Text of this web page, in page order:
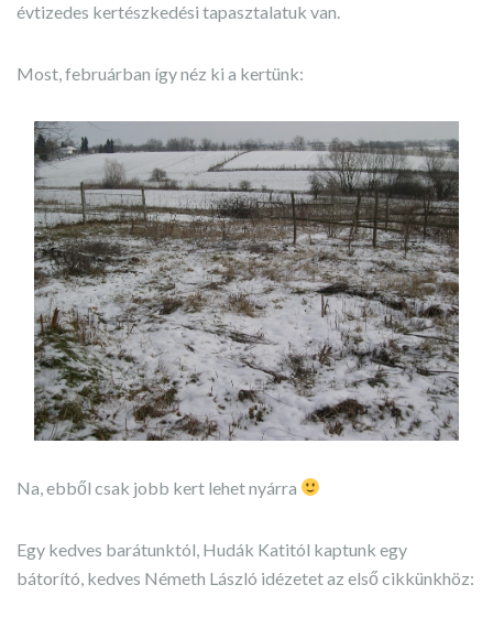
évtizedes kertészkedési tapasztalatuk van.
Most, februárban így néz ki a kertünk:
Na, ebből csak jobb kert lehet nyárra
Egy kedves barátunktól, Hudák Katitól kaptunk egy
bátorító, kedves Németh László idézetet az első cikkünkhöz: